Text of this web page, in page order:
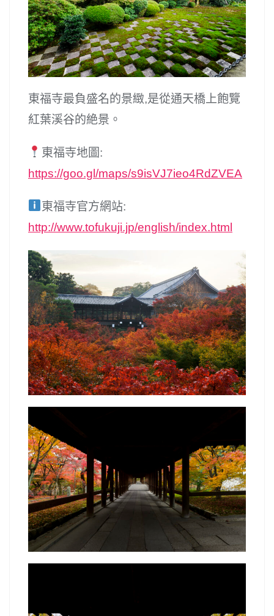
東福寺最負盛名的景緻,是從通天橋上飽覽
紅葉溪谷的絶景。
東福寺地圖:
https://goo.gl/maps/s9isVJ7ieo4RdZVEA
東福寺官方網站:
http://www.tofukuji.jp/english/index.html